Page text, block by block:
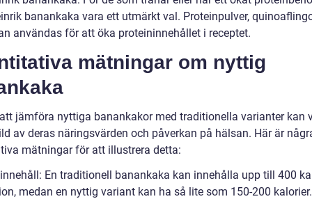
banankaka vara ett utmärkt val. Proteinpulver,
användas för att öka proteininnehållet i receptet.
mätningar om nyttig
jämföra nyttiga banankakor med traditionella varianter kan
av deras näringsvärden och påverkan på hälsan. Här är
mätningar för att illustrera detta:
En traditionell banankaka kan innehålla upp till 400
medan en nyttig variant kan ha så lite som 150-200 kalorier.